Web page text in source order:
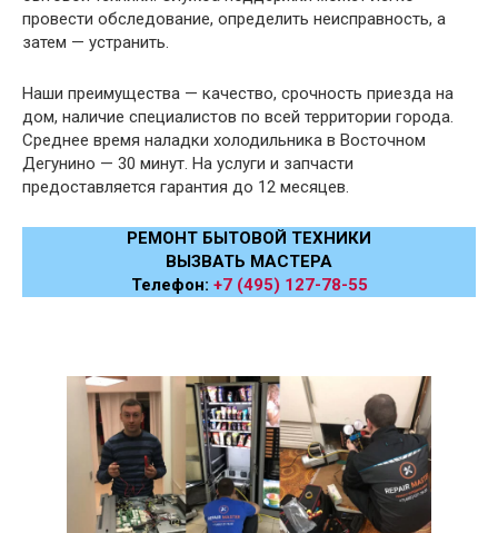
провести обследование, определить неисправность, а
затем — устранить.
Наши преимущества — качество, срочность приезда на
дом, наличие специалистов по всей территории города.
Среднее время наладки холодильника в Восточном
Дегунино — 30 минут. На услуги и запчасти
предоставляется гарантия до 12 месяцев.
РЕМОНТ БЫТОВОЙ ТЕХНИКИ
ВЫЗВАТЬ МАСТЕРА
Телефон: +7 (495) 127-78-55